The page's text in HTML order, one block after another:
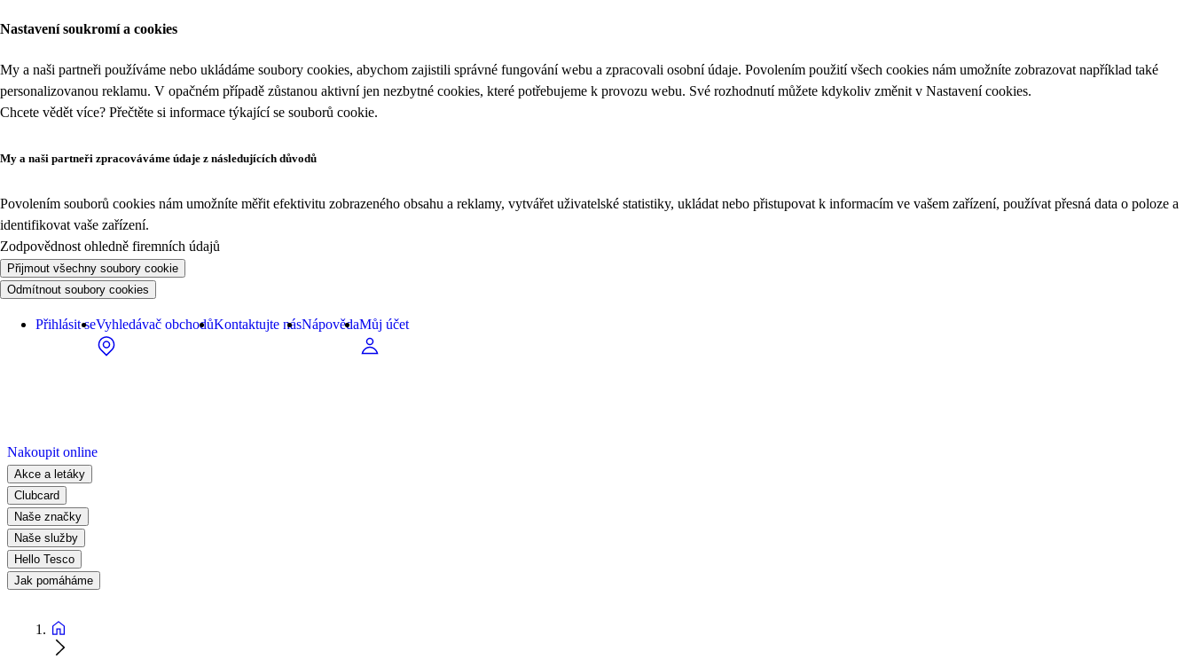
Nastavení soukromí a cookies
My a naši partneři používáme nebo ukládáme soubory cookies, abychom zajistili správné fungování webu a zpracovali osobní údaje. Povolením použití všech cookies nám umožníte zobrazovat například také
personalizovanou reklamu. V opačném případě zůstanou aktivní jen nezbytné cookies, které potřebujeme k provozu webu. Své rozhodnutí můžete kdykoliv změnit v Nastavení cookies.
Chcete vědět více? Přečtěte si informace týkající se souborů cookie.
My a naši partneři zpracováváme údaje z následujících důvodů
Povolením souborů cookies nám umožníte měřit efektivitu zobrazeného obsahu a reklamy, vytvářet uživatelské statistiky, ukládat nebo přistupovat k informacím ve vašem zařízení, používat přesná data o poloze a
identifikovat vaše zařízení.
Zodpovědnost ohledně firemních údajů
Přijmout všechny soubory cookie
Odmítnout soubory cookies
Přihlásit seVyhledávač obchodůKontaktujte násNápovědaMůj účet
Nakoupit online
Akce a letáky
Clubcard
Naše značky
Naše služby
Hello Tesco
Jak pomáháme